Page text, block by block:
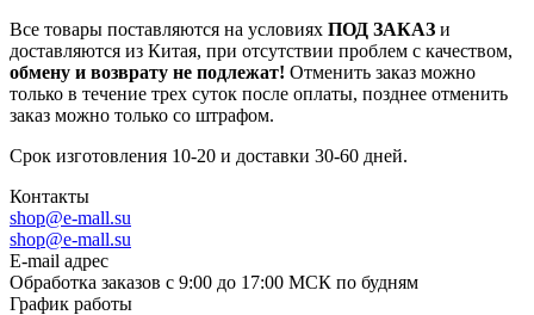
Все товары поставляются на условиях ПОД ЗАКАЗ и
доставляются из Китая, при отсутствии проблем с качеством,
обмену и возврату не подлежат! Отменить заказ можно
только в течение трех суток после оплаты, позднее отменить
заказ можно только со штрафом.
Срок изготовления 10-20 и доставки 30-60 дней.
Контакты
shop@e-mall.su
shop@e-mall.su
E-mail адрес
Обработка заказов с 9:00 до 17:00 МСК по будням
График работы